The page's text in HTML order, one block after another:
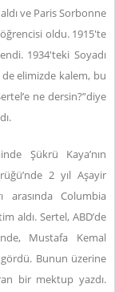
ve Paris Sorbonne
oldu. 1915'te
1934'teki Soyadı
de elimizde kalem, bu
ne dersin?”diye
Şükrü Kaya’nın
2 yıl Aşayir
arasında Columbia
aldı. Sertel, ABD’de
Mustafa Kemal
gördü. Bunun üzerine
bir mektup yazdı.